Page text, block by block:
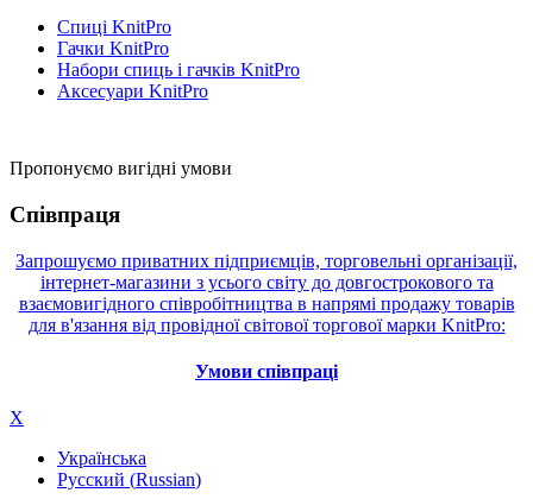
Спиці KnitPro
Гачки KnitPro
Набори спиць і гачків KnitPro
Аксесуари KnitPro
Пропонуємо вигідні умови
Співпраця
Запрошуємо приватних підприємців, торговельні організації,
інтернет-магазини з усього світу до довгострокового та
взаємовигідного співробітництва в напрямі продажу товарів
для в'язання від провідної світової торгової марки KnitPro:
Умови співпраці
X
Українська
Русский (Russian)